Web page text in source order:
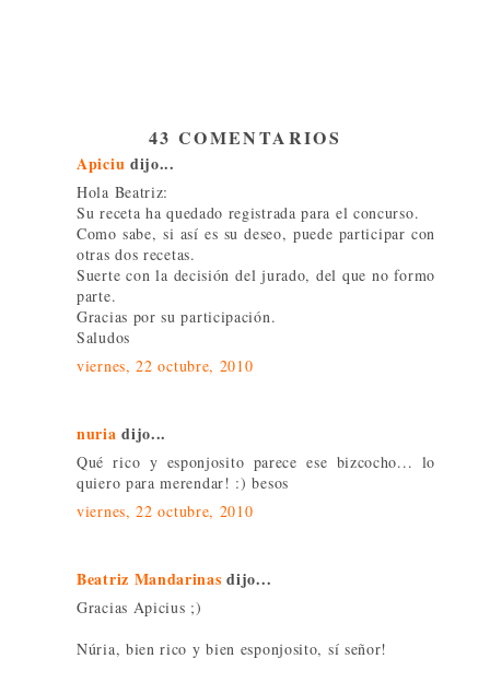
43 COMENTARIOS
Apiciu dijo...
Hola Beatriz:
Su receta ha quedado registrada para el concurso.
Como sabe, si así es su deseo, puede participar con
otras dos recetas.
Suerte con la decisión del jurado, del que no formo
parte.
Gracias por su participación.
Saludos
viernes, 22 octubre, 2010
nuria dijo...
Qué rico y esponjosito parece ese bizcocho... lo
quiero para merendar! :) besos
viernes, 22 octubre, 2010
Beatriz Mandarinas dijo...
Gracias Apicius ;)
Núria, bien rico y bien esponjosito, sí señor!